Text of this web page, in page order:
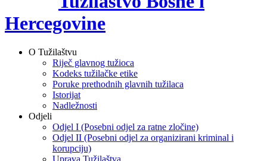
Hercegovine
O Tužilaštvu
Riječ glavnog tužioca
Kodeks tužilačke etike
Poruke prethodnih glavnih tužilaca
Istorijat
Nadležnosti
Odjeli
Odjel I (Posebni odjel za ratne zločine)
Odjel II (Posebni odjel za organizirani kriminal i
korupciju)